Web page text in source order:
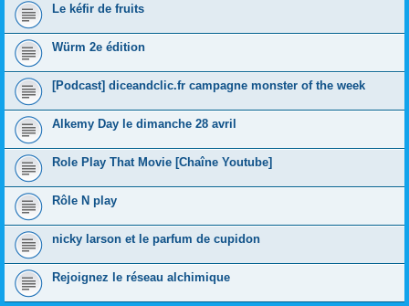
Le kéfir de fruits
Würm 2e édition
[Podcast] diceandclic.fr campagne monster of the week
Alkemy Day le dimanche 28 avril
Role Play That Movie [Chaîne Youtube]
Rôle N play
nicky larson et le parfum de cupidon
Rejoignez le réseau alchimique